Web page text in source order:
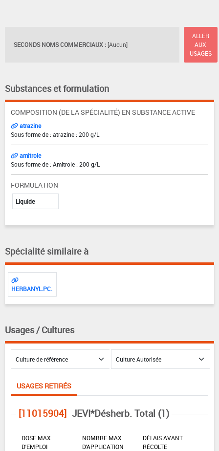
SECONDS NOMS COMMERCIAUX : [Aucun]
ALLER
AUX
USAGES
Substances et formulation
COMPOSITION (DE LA SPÉCIALITÉ) EN SUBSTANCE ACTIVE
atrazine
Sous forme de : atrazine : 200 g/L
amitrole
Sous forme de : Amitrole : 200 g/L
FORMULATION
Liquide
Spécialité similaire à
HERBANYL.PC.
Usages / Cultures
USAGES RETIRÉS
[11015904] JEVI*Désherb. Total (1)
DOSE MAX
D'EMPLOI
NOMBRE MAX
D'APPLICATION
DÉLAIS AVANT
RÉCOLTE